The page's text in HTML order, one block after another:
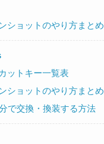
ショットのやり方まとめ
ットキー一覧表
ショットのやり方まとめ
で交換・換装する方法